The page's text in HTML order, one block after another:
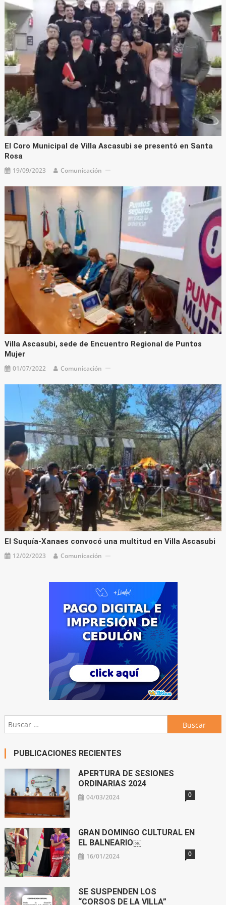
El Coro Municipal de Villa Ascasubi se presentó en Santa
Rosa
19/09/2023 Comunicación
Villa Ascasubi, sede de Encuentro Regional de Puntos
Mujer
01/07/2022 Comunicación
El Suquía-Xanaes convocó una multitud en Villa Ascasubi
12/02/2023 Comunicación
Buscar:
PUBLICACIONES RECIENTES
APERTURA DE SESIONES
ORDINARIAS 2024
04/03/2024 0
GRAN DOMINGO CULTURAL EN
EL BALNEARIO￼
16/01/2024 0
SE SUSPENDEN LOS
“CORSOS DE LA VILLA”